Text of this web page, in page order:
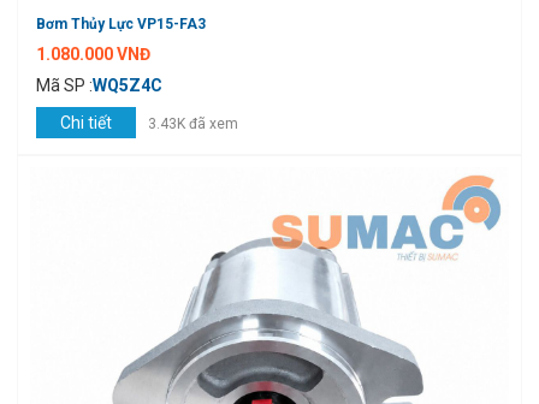
Bơm Thủy Lực VP15-FA3
1.080.000 VNĐ
Mã SP :WQ5Z4C
Chi tiết
3.43K đã xem